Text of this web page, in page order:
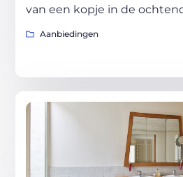
van een kopje in de
Aanbiedingen